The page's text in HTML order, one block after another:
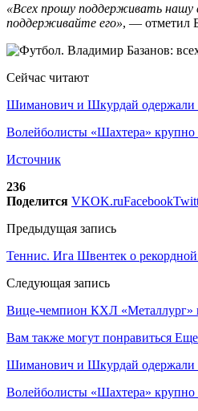
«Всех прошу поддерживать
поддерживайте его», — отметил
Сейчас читают
Шиманович и Шкурдай одержали
Волейболисты «Шахтера»
Источник
236
Поделится VKOK.ruFacebook
Предыдущая запись
Теннис. Ига Швентек о
Следующая запись
Вице-чемпион КХЛ «Металлург»
Вам также могут понравиться Еще
Шиманович и Шкурдай одержали
Волейболисты «Шахтера» крупно